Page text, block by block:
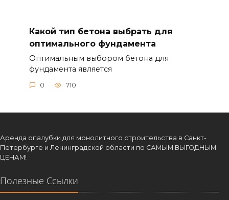
Какой тип бетона выбрать для
оптимального фундамента
Оптимальным выбором бетона для
фундамента является
0 710
Аренда опалубки для монолитного строительства в Санкт-
Петербурге и Ленинградской области по САМЫМ ВЫГОДНЫМ
ЦЕНАМ!
Полезные Ссылки